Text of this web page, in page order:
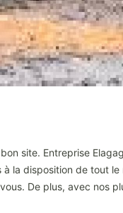
site. Entreprise
la disposition de tout
De plus, avec nos